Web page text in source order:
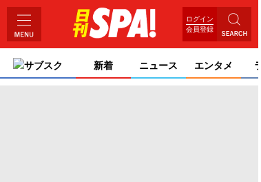
ログイン
会員登録
サブスク 新着 ニュース エンタメ